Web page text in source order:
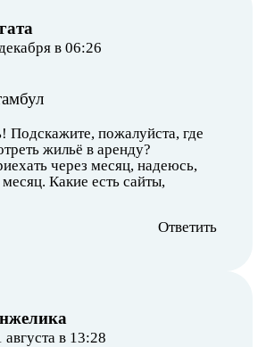
в 06:26
Подскажите, пожалуйста, где
жильё в аренду?
через месяц, надеюсь,
Какие есть сайты,
Ответить
августа в 13:28